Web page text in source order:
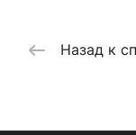
Назад к